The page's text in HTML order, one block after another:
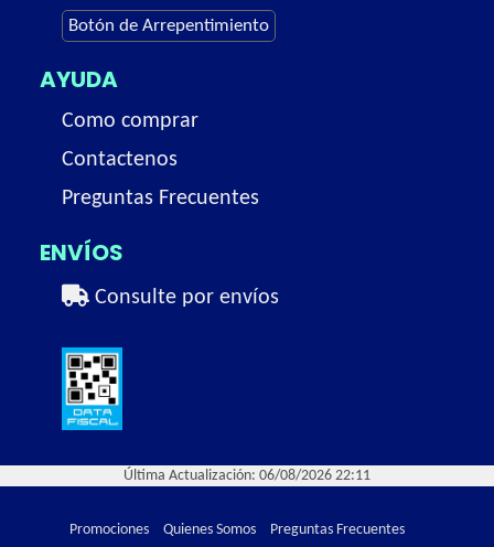
Botón de Arrepentimiento
AYUDA
Como comprar
Contactenos
Preguntas Frecuentes
ENVÍOS
Consulte por envíos
Última Actualización: 06/08/2026 22:11
Promociones Quienes Somos Preguntas Frecuentes